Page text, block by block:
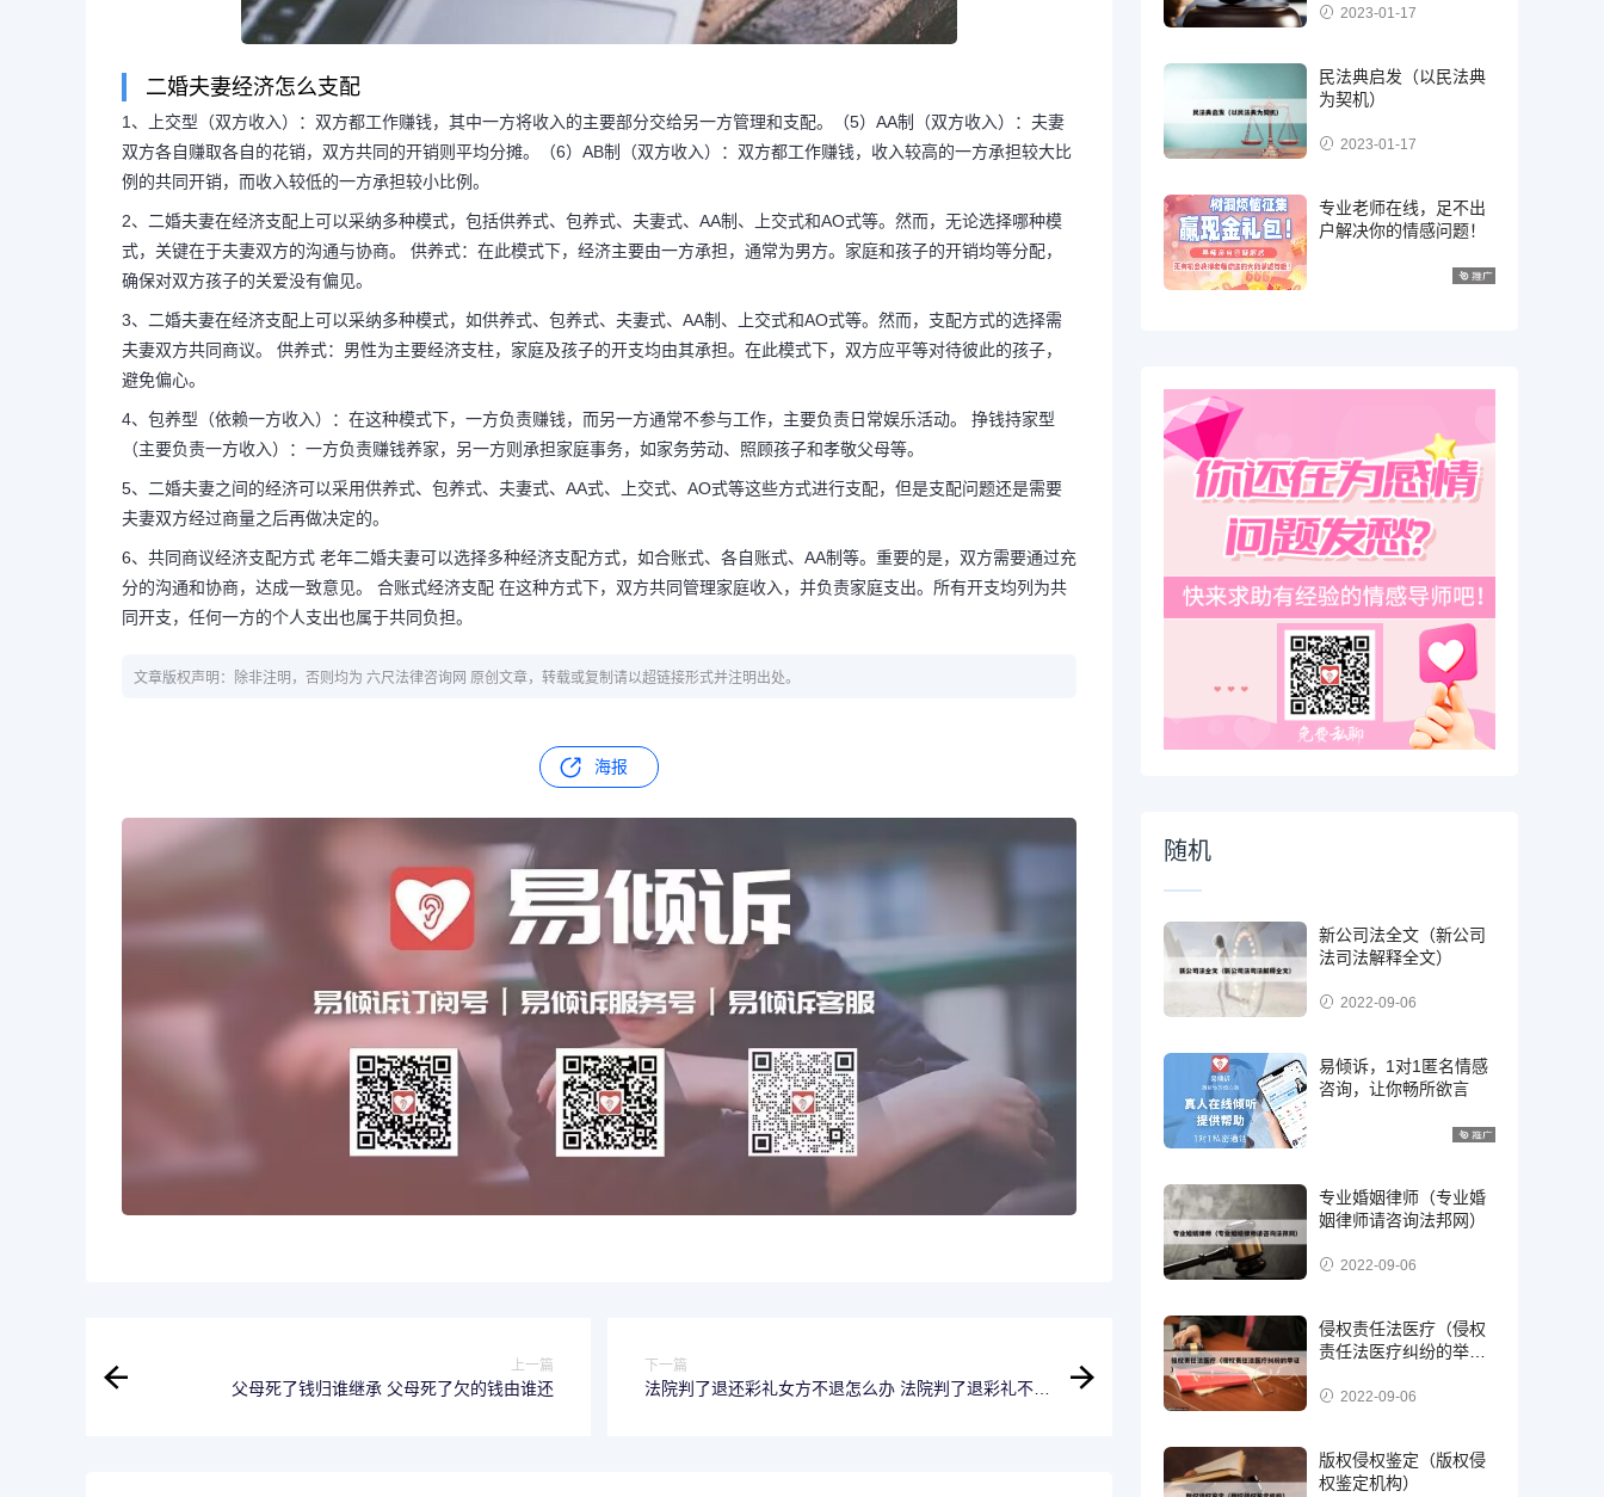
二婚夫妻经济怎么支配
1、上交型（双方收入）：双方都工作赚钱，其中一方将收入的主要部分交给另一方管理和支配。（5）AA制（双方收入）：夫妻
双方各自赚取各自的花销，双方共同的开销则平均分摊。（6）AB制（双方收入）：双方都工作赚钱，收入较高的一方承担较大比
例的共同开销，而收入较低的一方承担较小比例。
2、二婚夫妻在经济支配上可以采纳多种模式，包括供养式、包养式、夫妻式、AA制、上交式和AO式等。然而，无论选择哪种模
式，关键在于夫妻双方的沟通与协商。 供养式：在此模式下，经济主要由一方承担，通常为男方。家庭和孩子的开销均等分配，
确保对双方孩子的关爱没有偏见。
3、二婚夫妻在经济支配上可以采纳多种模式，如供养式、包养式、夫妻式、AA制、上交式和AO式等。然而，支配方式的选择需
夫妻双方共同商议。 供养式：男性为主要经济支柱，家庭及孩子的开支均由其承担。在此模式下，双方应平等对待彼此的孩子，
避免偏心。
4、包养型（依赖一方收入）：在这种模式下，一方负责赚钱，而另一方通常不参与工作，主要负责日常娱乐活动。 挣钱持家型
（主要负责一方收入）：一方负责赚钱养家，另一方则承担家庭事务，如家务劳动、照顾孩子和孝敬父母等。
5、二婚夫妻之间的经济可以采用供养式、包养式、夫妻式、AA式、上交式、AO式等这些方式进行支配，但是支配问题还是需要
夫妻双方经过商量之后再做决定的。
6、共同商议经济支配方式 老年二婚夫妻可以选择多种经济支配方式，如合账式、各自账式、AA制等。重要的是，双方需要通过充
分的沟通和协商，达成一致意见。 合账式经济支配 在这种方式下，双方共同管理家庭收入，并负责家庭支出。所有开支均列为共
同开支，任何一方的个人支出也属于共同负担。
文章版权声明：除非注明，否则均为 六尺法律咨询网 原创文章，转载或复制请以超链接形式并注明出处。
海报
上一篇
父母死了钱归谁继承 父母死了欠的钱由谁还
下一篇
法院判了退还彩礼女方不退怎么办 法院判了退彩礼不退
2023-01-17
民法典启发（以民法典
为契机）
2023-01-17
专业老师在线，足不出
户解决你的情感问题！
随机
新公司法全文（新公司
法司法解释全文）
2022-09-06
易倾诉，1对1匿名情感
咨询，让你畅所欲言
专业婚姻律师（专业婚
姻律师请咨询法邦网）
2022-09-06
侵权责任法医疗（侵权
责任法医疗纠纷的举
2022-09-06
版权侵权鉴定（版权侵
权鉴定机构）